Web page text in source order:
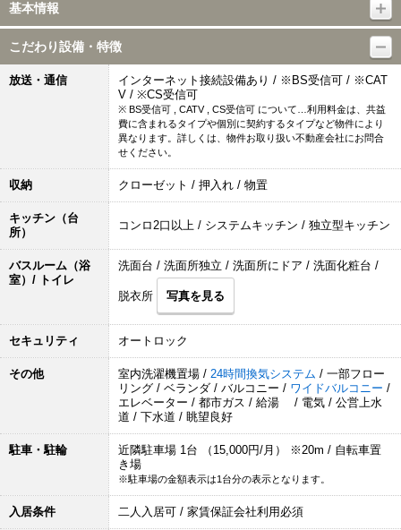
基本情報
こだわり設備・特徴
放送・通信
インターネット接続設備あり / ※BS受信可 / ※CAT
V / ※CS受信可
※ BS受信可 , CATV , CS受信可 について…利用料金は、共益
費に含まれるタイプや個別に契約するタイプなど物件により
異なります。詳しくは、物件お取り扱い不動産会社にお問合
せください。
収納 クローゼット / 押入れ / 物置
キッチン（台
所）
コンロ2口以上 / システムキッチン / 独立型キッチン
バスルーム（浴
室）/ トイレ
洗面台 / 洗面所独立 / 洗面所にドア / 洗面化粧台 /
脱衣所 写真を見る
セキュリティ オートロック
その他 室内洗濯機置場 / 24時間換気システム / 一部フロー
リング / ベランダ / バルコニー / ワイドバルコニー /
エレベーター / 都市ガス / 給湯 / 電気 / 公営上水
道 / 下水道 / 眺望良好
駐車・駐輪
近隣駐車場 1台 （15,000円/月） ※20m / 自転車置
き場
※駐車場の金額表示は1台分の表示となります。
入居条件 二人入居可 / 家賃保証会社利用必須